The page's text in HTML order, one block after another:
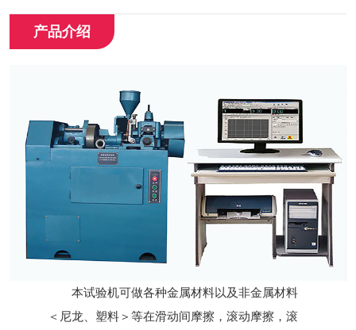
产品介绍
本试验机可做各种金属材料以及非金属材料
＜尼龙、塑料＞等在滑动间摩擦，滚动摩擦，滚